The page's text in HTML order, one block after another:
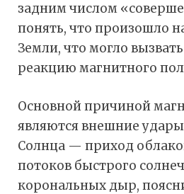
задним числом
понять, что произошло
Земли, что могло
реакцию магнитного
Основной причиной
являются внешние
Солнца — приход
потоков быстрого
корональных дыр,